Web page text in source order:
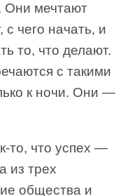
Они мечтают
с чего начать, и
то, что делают.
с такими
к ночи. Они —
то, что успех —
из трех
общества и